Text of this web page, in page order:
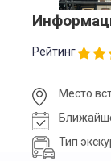
Рейтинг
Место
Тип